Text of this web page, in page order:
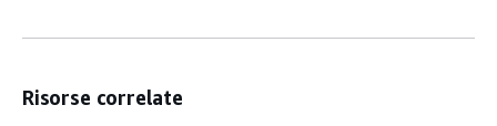
Risorse correlate